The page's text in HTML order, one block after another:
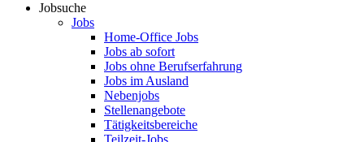
Jobsuche
Jobs
Home-Office Jobs
Jobs ab sofort
Jobs ohne Berufserfahrung
Jobs im Ausland
Nebenjobs
Stellenangebote
Tätigkeitsbereiche
Teilzeit-Jobs